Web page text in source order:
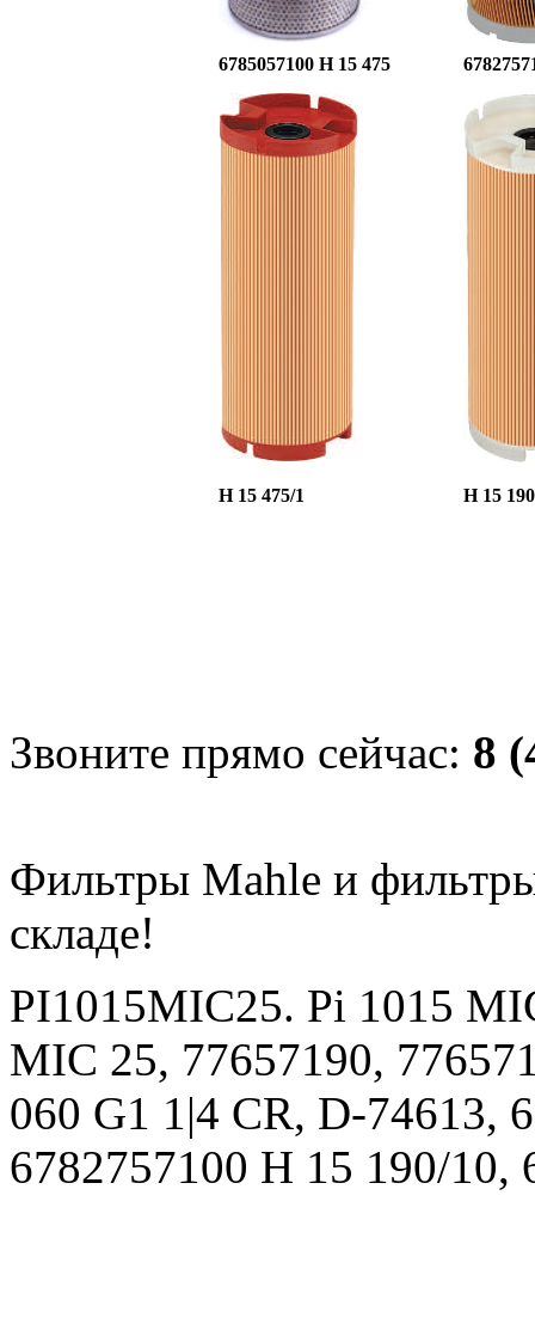
6785057100 H 15 475
H 15 475/1 H 15
Звоните прямо сейчас: 8
Фильтры Mahle и
складе!
PI1015MIC25. Pi 1015
MIC 25, 77657190,
060 G1 1|4 CR, D-74613,
6782757100 H 15 190/10,